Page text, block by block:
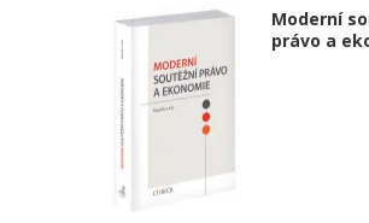
Moderní
právo a